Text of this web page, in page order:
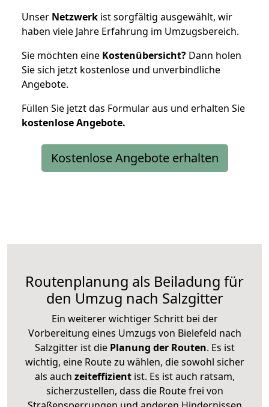
Unser Netzwerk ist sorgfältig ausgewählt, wir
haben viele Jahre Erfahrung im Umzugsbereich.
Sie möchten eine Kostenübersicht? Dann holen
Sie sich jetzt kostenlose und unverbindliche
Angebote.
Füllen Sie jetzt das Formular aus und erhalten Sie
kostenloseAngebote.
Kostenlose Angebote erhalten
Routenplanung als Beiladung für
den Umzug nach Salzgitter
Ein weiterer wichtiger Schritt bei der
Vorbereitung eines Umzugs von Bielefeld nach
Salzgitter ist diePlanung der Routen. Es ist
wichtig, eine Route zu wählen, die sowohl sicher
als auch zeiteffizientist. Es ist auch ratsam,
sicherzustellen, dass die Route frei von